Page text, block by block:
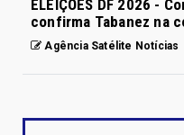
ELEIÇÕES DF 2026 -
confirma Tabanez na
Agência Satélite Notícias